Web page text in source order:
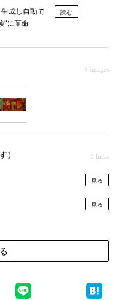
成し自動で
”に革命
読む
4 Images
） 2 links
見る
見る